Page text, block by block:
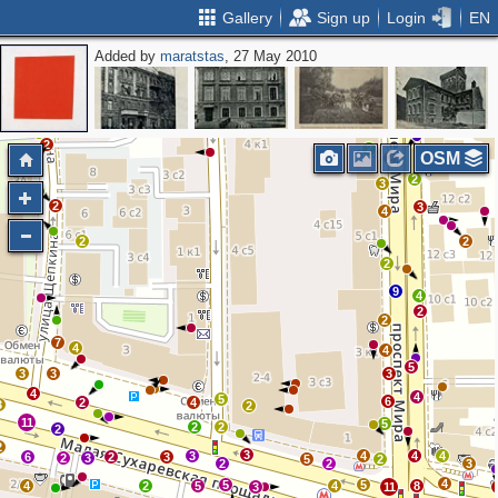
Gallery Sign up Login EN
Added bymaratstas, 27 May 2010
3
4
3
5
5
3
2
3
2
3
2
4
2
6
11 2
2 2
3
2
7
4
3
3
4
3
2
2
2
5
4
2
2 6
5
4
2
4
5 11
2
8
4 4
5
4
5
9
4
2
4
3
2
2
4 3
2
2
2
3
4
2
2
3
2
OSM